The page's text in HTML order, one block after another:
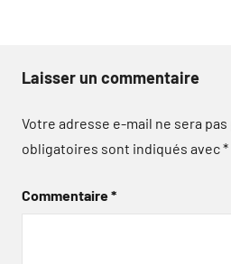
Laisser un commentaire
Votre adresse e-mail ne sera pas
obligatoires sont indiqués avec*
Commentaire*